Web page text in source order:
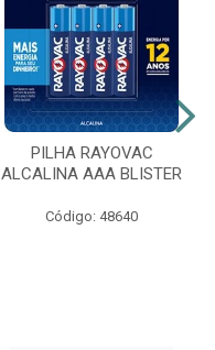
PILHA RAYOVAC
ALCALINA AAA BLISTER
Código: 48640